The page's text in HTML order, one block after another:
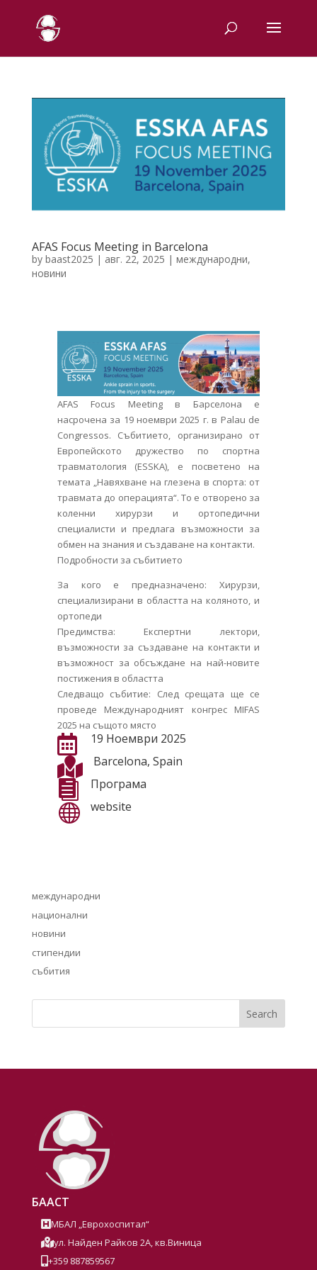
AFAS Focus Meeting in Barcelona
by baast2025 | авг. 22, 2025 | международни,
новини
AFAS Focus Meeting в Барселона е
насрочена за 19 ноември 2025 г. в Palau de
Congressos. Събитието, организирано от
Европейското дружество по спортна
травматология (ESSKA), е посветено на
темата „Навяхване на глезена в спорта: от
травмата до операцията“. То е отворено за
коленни хирурзи и ортопедични
специалисти и предлага възможности за
обмен на знания и създаване на контакти.
Подробности за събитието
За кого е предназначено: Хирурзи,
специализирани в областта на коляното, и
ортопеди
Предимства: Експертни лектори,
възможности за създаване на контакти и
възможност за обсъждане на най-новите
постижения в областта
Следващо събитие: След срещата ще се
проведе Международният конгрес MIFAS
2025 на същото място
 19 Ноември 2025
 Barcelona, Spain
 Програма
 website
международни
национални
новини
стипендии
събития
Search
БААСТ
МБАЛ „Еврохоспитал“
ул. Найден Райков 2А, кв.Виница
+359 887859567